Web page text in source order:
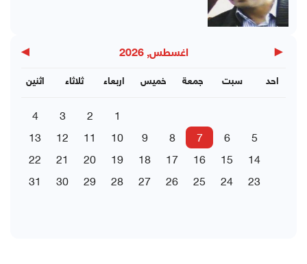
◀ اغسطس, 2026 ▶
اثنين ثلاثاء اربعاء خميس جمعة سبت احد
1
2
3
4
5
6
7
8
9
10
11
12
13
14
15
16
17
18
19
20
21
22
23
24
25
26
27
28
29
30
31